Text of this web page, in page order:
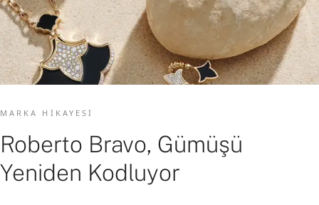
MARKA HIKAYESI
Roberto Bravo, Gümüşü
Yeniden Kodluyor